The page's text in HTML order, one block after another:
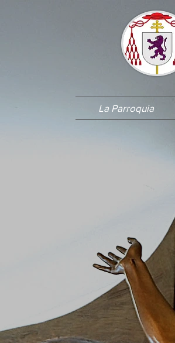
La Parroquia